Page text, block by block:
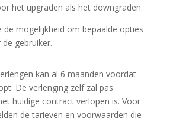
het upgraden als het downgraden.
de mogelijkheid om bepaalde opties
gebruiker.
kan al 6 maanden voordat
De verlenging zelf zal pas
huidige contract verlopen is. Voor
de tarieven en voorwaarden die